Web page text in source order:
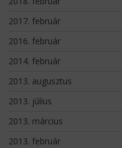
2017. február
2016. február
2014. február
2013. augusztus
2013. július
2013. március
2013. február